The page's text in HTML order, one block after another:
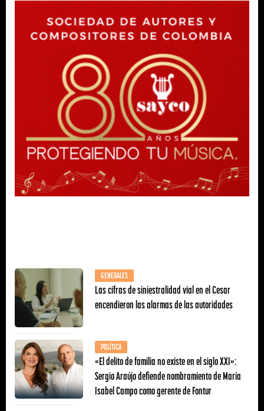
GENERALES
Las cifras de siniestralidad vial en el Cesar
encendieron las alarmas de las autoridades
POLÍTICA
«El delito de familia no existe en el siglo XXI»:
Sergio Araújo defiende nombramiento de María
Isabel Campo como gerente de Fontur